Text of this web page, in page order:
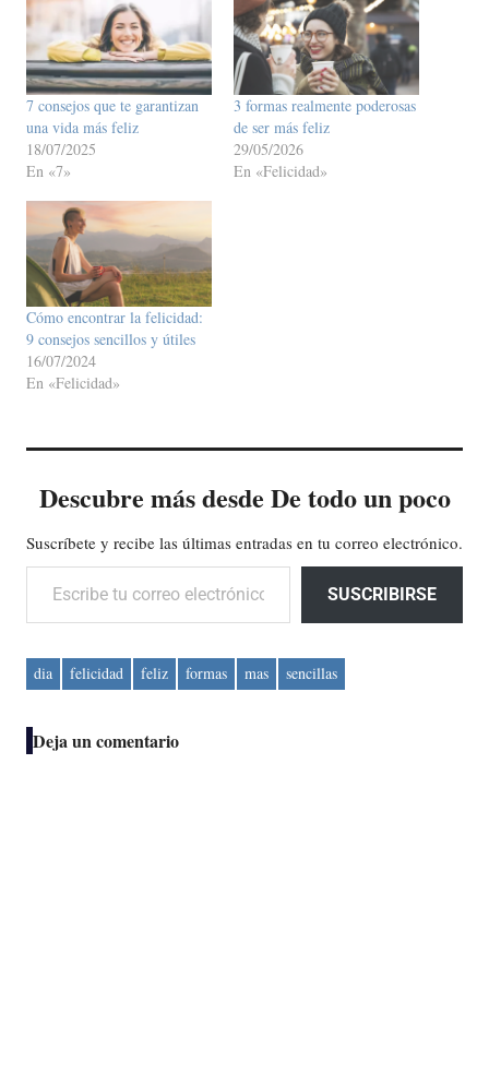
7 consejos que te garantizan
una vida más feliz
18/07/2025
En «7»
3 formas realmente poderosas
de ser más feliz
29/05/2026
En «Felicidad»
Cómo encontrar la felicidad:
9 consejos sencillos y útiles
16/07/2024
En «Felicidad»
Descubre más desde De todo un poco
Suscríbete y recibe las últimas entradas en tu correo electrónico.
Escribe tu correo electrónico…
SUSCRIBIRSE
dia felicidad feliz formas mas sencillas
Deja un comentario